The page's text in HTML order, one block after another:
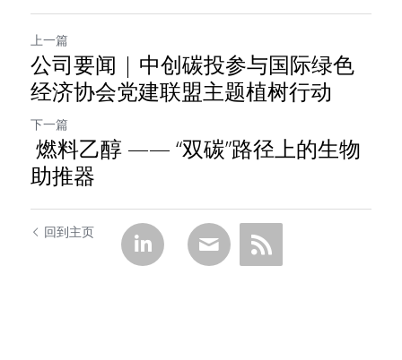
上一篇
公司要闻 | 中创碳投参与国际绿色
经济协会党建联盟主题植树行动
下一篇
燃料乙醇 —— “双碳”路径上的生物
助推器
回到主页